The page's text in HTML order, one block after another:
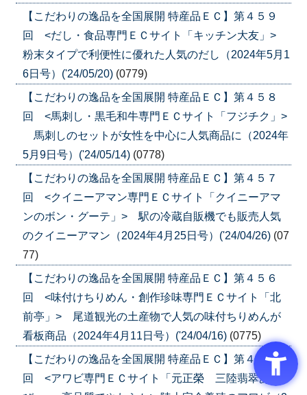
【こだわりの逸品を全国展開 特産品ＥＣ】第４５９
回 <だし・食品専門ＥＣサイト「キッチン大友」>
粉末タイプで利便性に優れた人気のだし（2024年5月1
6日号）('24/05/20) (0779)
【こだわりの逸品を全国展開 特産品ＥＣ】第４５８
回 <馬刺し・黒毛和牛専門ＥＣサイト「フジチク」>
馬刺しのセットが女性を中心に人気商品に（2024年
5月9日号）('24/05/14) (0778)
【こだわりの逸品を全国展開 特産品ＥＣ】第４５７
回 <クイニーアマン専門ＥＣサイト「クイニーアマ
ンのボン・グーテ」> 駅の冷蔵自販機でも販売人気
のクイニーアマン（2024年4月25日号）('24/04/26) (07
77)
【こだわりの逸品を全国展開 特産品ＥＣ】第４５６
回 <味付けちりめん・創作珍味専門ＥＣサイト「北
前亭」> 尾道観光の土産物で人気の味付ちりめんが
看板商品（2024年4月11日号）('24/04/16) (0775)
【こだわりの逸品を全国展開 特産品ＥＣ】第４５５
回 <アワビ専門ＥＣサイト「元正榮 三陸翡翠あわ